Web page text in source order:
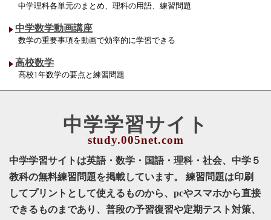
中学理科各単元のまとめ、理科の用語、練習問題
中学数学動画講座
数学の重要事項を動画で効率的に学習できる
高校数学
高校1年数学の要点と練習問題
中学学習サイト
中学学習サイトは英語・数学・国語・理科・社会、中学５
教科の無料練習問題を掲載しています。 練習問題は印刷
してプリントとして使えるものから、pcやスマホから直接
できるものまであり、普段の予習復習や定期テスト対策、